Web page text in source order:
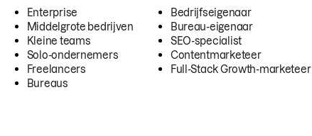
Enterprise
Middelgrote bedrijven
Kleine teams
Solo-ondernemers
Freelancers
Bureaus
Bedrijfseigenaar
Bureau-eigenaar
SEO-specialist
Contentmarketeer
Full-Stack Growth-marketeer